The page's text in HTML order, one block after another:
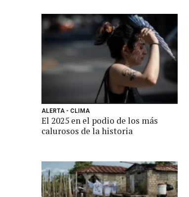
ALERTA - CLIMA
El 2025 en el podio de los más
calurosos de la historia